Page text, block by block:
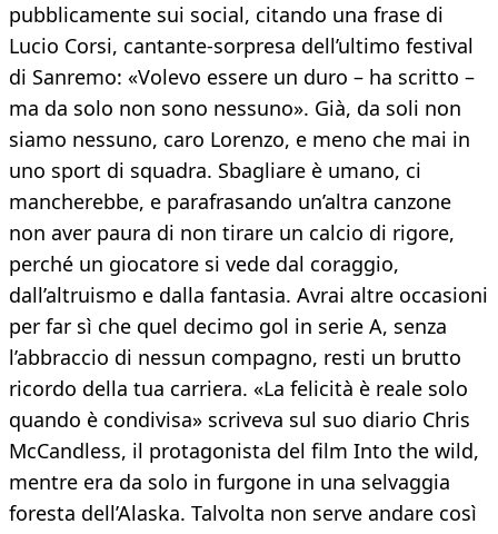
pubblicamente sui social, citando una frase di
Lucio Corsi, cantante-sorpresa dell’ultimo festival
di Sanremo: «Volevo essere un duro – ha scritto –
ma da solo non sono nessuno». Già, da soli non
siamo nessuno, caro Lorenzo, e meno che mai in
uno sport di squadra. Sbagliare è umano, ci
mancherebbe, e parafrasando un’altra canzone
non aver paura di non tirare un calcio di rigore,
perché un giocatore si vede dal coraggio,
dall’altruismo e dalla fantasia. Avrai altre occasioni
per far sì che quel decimo gol in serie A, senza
l’abbraccio di nessun compagno, resti un brutto
ricordo della tua carriera. «La felicità è reale solo
quando è condivisa» scriveva sul suo diario Chris
McCandless, il protagonista del film Into the wild,
mentre era da solo in furgone in una selvaggia
foresta dell’Alaska. Talvolta non serve andare così